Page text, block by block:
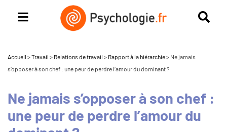
Accueil >Travail > Relations de travail > Rapport à la hiérarchie> Ne jamais
s’opposer à son chef : une peur de perdre l’amour du dominant ?
Ne jamais s’opposer à son chef :
une peur de perdre l’amour du